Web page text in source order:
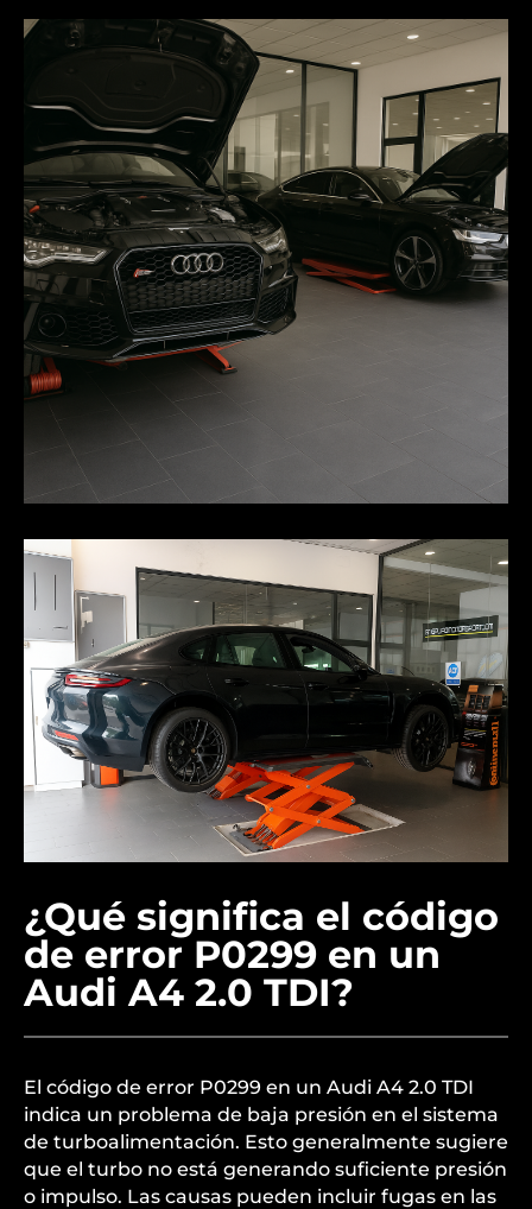
¿Qué significa el código
de error P0299 en un
Audi A4 2.0 TDI?
El código de error P0299 en un Audi A4 2.0 TDI
indica un problema de baja presión en el sistema
de turboalimentación. Esto generalmente sugiere
que el turbo no está generando suficiente presión
o impulso. Las causas pueden incluir fugas en las